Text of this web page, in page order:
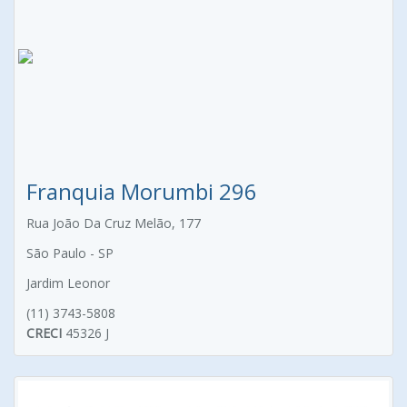
Franquia Morumbi 296
Rua João Da Cruz Melão, 177
São Paulo - SP
Jardim Leonor
(11) 3743-5808
CRECI 45326 J